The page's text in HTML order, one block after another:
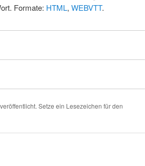
Formate: HTML, WEBVTT.
Setze ein Lesezeichen für den